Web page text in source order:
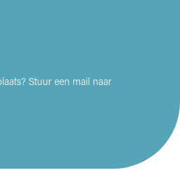
Stuur een mail naar